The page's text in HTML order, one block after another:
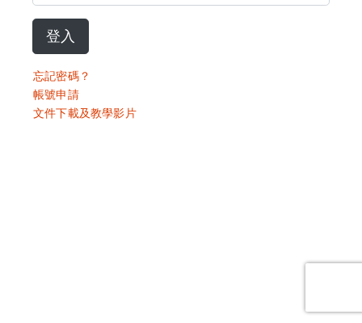
登入
忘記密碼？
帳號申請
文件下載及教學影片